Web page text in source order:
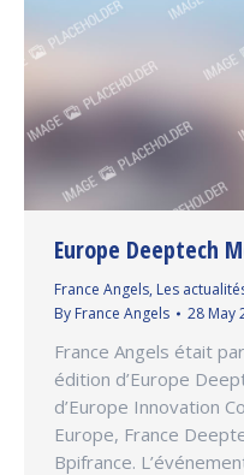
Europe Deeptech
France Angels, Les
By France Angels 28 May
France Angels était
édition d’Europe
d’Europe Innovation
Europe, France
Bpifrance.